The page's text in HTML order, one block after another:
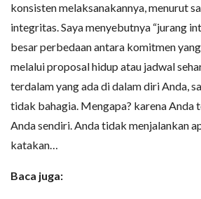
konsisten melaksanakannya, menurut
integritas. Saya menyebutnya “jurang
besar perbedaan antara komitmen
melalui proposal hidup atau jadwal
terdalam yang ada di dalam diri Anda,
tidak bahagia. Mengapa? karena Anda
Anda sendiri. Anda tidak menjalankan
katakan…
Baca juga: